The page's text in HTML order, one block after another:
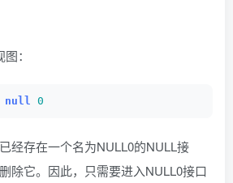
：
null 0
经存在一个名为NULL0的NULL接
除它。因此，只需要进入NULL0接口